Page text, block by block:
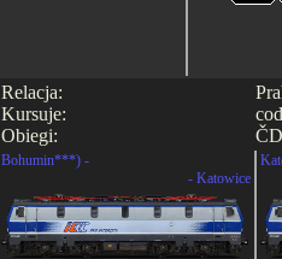
Relacja:
Kursuje:
Obiegi:
Bohumin***) -
- Katowice